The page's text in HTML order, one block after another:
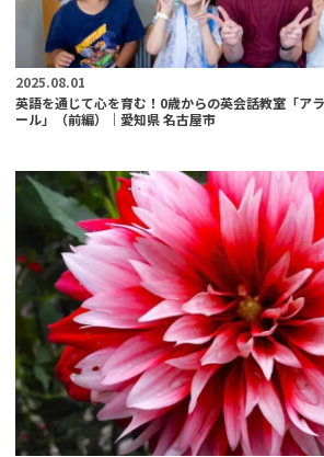
2025.08.01
英語を通じて心を育む！0歳からの英会話教室「ア
ール」（前編）｜愛知県 名古屋市